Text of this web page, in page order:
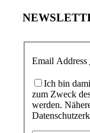
Email Address
Ich bin
zum Zweck
werden.